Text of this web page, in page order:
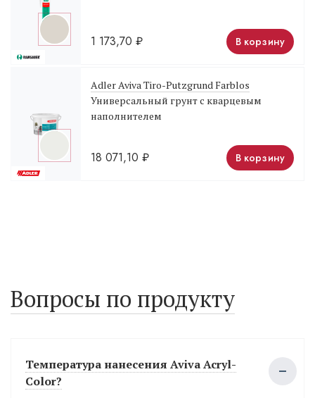
1 173,70 ₽ В корзину
Adler Aviva Tiro-Putzgrund Farblos
Универсальный грунт с кварцевым
наполнителем
18 071,10 ₽ В корзину
Вопросы по продукту
Температура нанесения Aviva Acryl-
Color?